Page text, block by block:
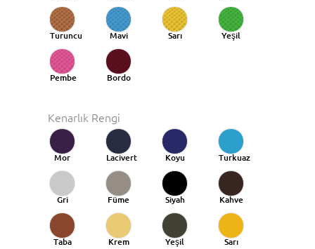
Turuncu
Taba
Mavi Sarı Yeşil
Pembe Bordo
Kenarlık Rengi
Mor Lacivert
Koyu
Mavi
Turkuaz
Gri Füme Siyah Kahve
Taba Krem Yeşil Sarı